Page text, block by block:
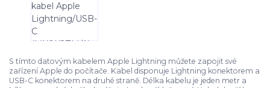
S tímto datovým kabelem Apple Lightning můžete zapojit své
zařízení Apple do počítače. Kabel disponuje Lightning konektorem a
USB-C konektorem na druhé straně. Délka kabelu je jeden metr a